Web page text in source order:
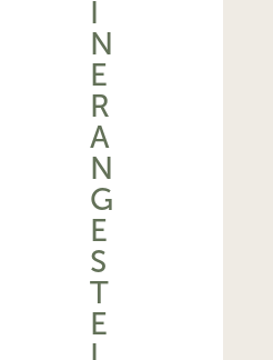
I
N
E
R
A
N
G
E
S
T
E